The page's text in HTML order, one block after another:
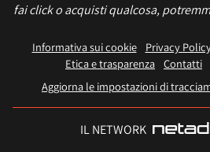
fai click o acquisti qualcosa,
Informativa sui cookie Privacy
Etica e trasparenza Contatti
Aggiorna le impostazioni di
IL NETWORK